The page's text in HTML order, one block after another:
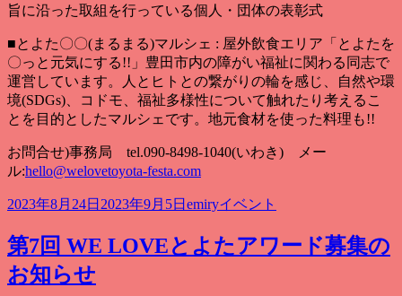
旨に沿った取組を行っている個人・団体の表彰式
■とよた〇〇(まるまる)マルシェ : 屋外飲食エリア「とよたを
〇っと元気にする!!」豊田市内の障がい福祉に関わる同志で
運営しています。人とヒトとの繋がりの輪を感じ、自然や環
境(SDGs)、コドモ、福祉多様性について触れたり考えるこ
とを目的としたマルシェです。地元食材を使った料理も!!
お問合せ)事務局 tel.090-8498-1040(いわき) メー
ル:hello@welovetoyota-festa.com
投
日:
2023年8月24日 2023年9月5日 作
者
emiryカ
ゴ
リ
イベント
第7回 WE LOVEとよたアワード募集の
お知らせ